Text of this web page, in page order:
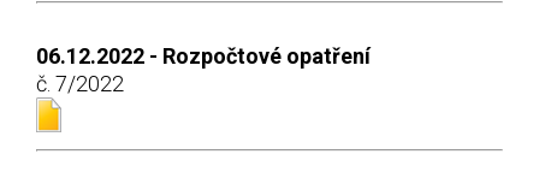
06.12.2022 - Rozpočtové opatření
č. 7/2022